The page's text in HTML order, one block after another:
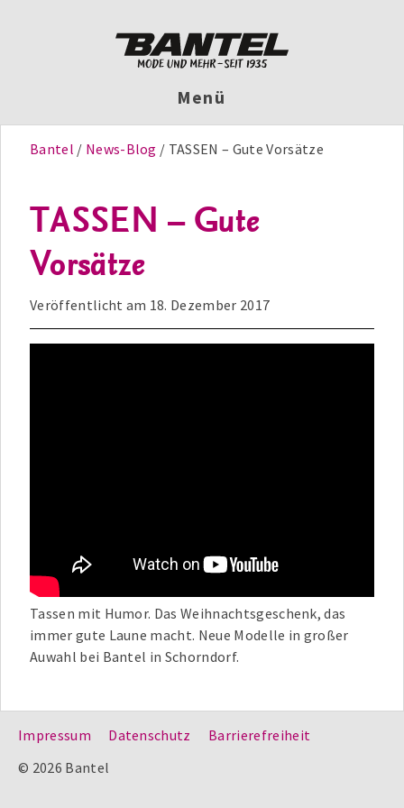
Menü
Bantel News-Blog TASSEN – Gute Vorsätze
TASSEN – Gute
Vorsätze
Veröffentlicht am 18. Dezember 2017
Tassen mit Humor. Das Weihnachtsgeschenk, das
immer gute Laune macht. Neue Modelle in großer
Auwahl bei Bantel in Schorndorf.
Impressum Datenschutz
Barrierefreiheit
© 2026 Bantel